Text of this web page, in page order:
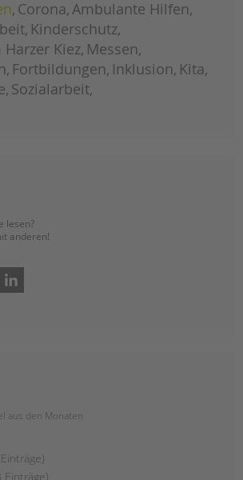
Corona Ambulante Hilfen
Kinderschutz
Kiez Messen
Fortbildungen Inklusion Kita
Sozialarbeit
lesen?
anderen!
aus den Monaten
Einträge)